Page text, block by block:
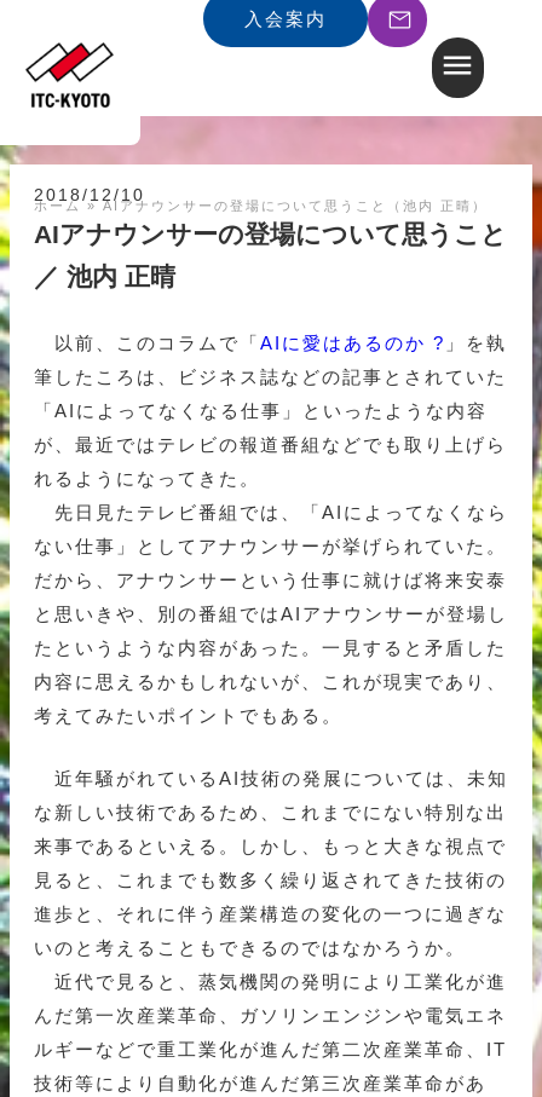
入会案内
ホーム »AIアナウンサーの登場について思うこと（池内 正晴）
2018/12/10
AIアナウンサーの登場について思うこと
／ 池内 正晴
以前、このコラムで「AIに愛はあるのか ? 」を執
筆したころは、ビジネス誌などの記事とされていた
「AIによってなくなる仕事」といったような内容
が、最近ではテレビの報道番組などでも取り上げら
れるようになってきた。
先日見たテレビ番組では、「AIによってなくなら
ない仕事」としてアナウンサーが挙げられていた。
だから、アナウンサーという仕事に就けば将来安泰
と思いきや、別の番組ではAIアナウンサーが登場し
たというような内容があった。一見すると矛盾した
内容に思えるかもしれないが、これが現実であり、
考えてみたいポイントでもある。
近年騒がれているAI技術の発展については、未知
な新しい技術であるため、これまでにない特別な出
来事であるといえる。しかし、もっと大きな視点で
見ると、これまでも数多く繰り返されてきた技術の
進歩と、それに伴う産業構造の変化の一つに過ぎな
いのと考えることもできるのではなかろうか。
近代で見ると、蒸気機関の発明により工業化が進
んだ第一次産業革命、ガソリンエンジンや電気エネ
ルギーなどで重工業化が進んだ第二次産業革命、IT
技術等により自動化が進んだ第三次産業革命があ